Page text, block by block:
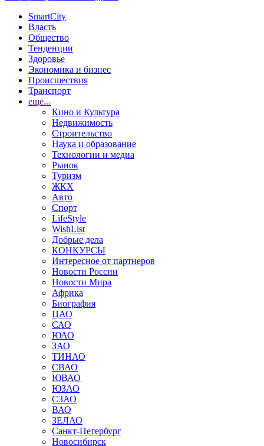
SmartCity
Власть
Общество
Тенденции
Здоровье
Экономика и бизнес
Происшествия
Транспорт
ещё...
Кино и Культура
Недвижимость
Строительство
Наука и образование
Технологии и медиа
Рынок
Туризм
ЖКХ
Авто
Спорт
LifeStyle
WishList
Добрые дела
КОНКУРСЫ
Интересное от партнеров
Новости России
Новости Мира
Африка
Биография
ЦАО
САО
ЮАО
ЗАО
ТИНАО
СВАО
ЮВАО
ЮЗАО
СЗАО
ВАО
ЗЕЛАО
Санкт-Петербург
Новосибирск